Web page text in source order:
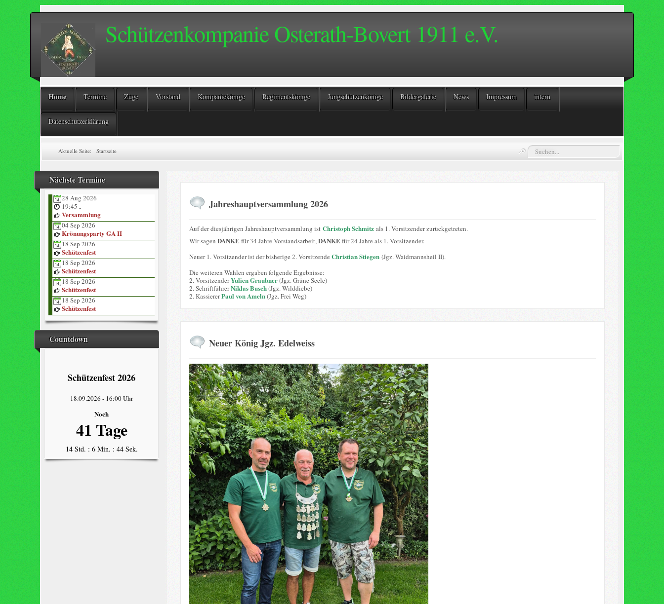
Schützenkompanie Osterath-Bovert 1911 e.V.
Home Termine Züge Vorstand Kompaniekönige Regimentskönige Jungschützenkönige Bildergalerie News Impressum intern
Datenschutzerklärung
Aktuelle Seite:Startseite Suchen...
Nächste Termine
28 Aug 2026
19:45 -
Versammlung
04 Sep 2026
Krönungsparty GA II
18 Sep 2026
Schützenfest
18 Sep 2026
Schützenfest
18 Sep 2026
Schützenfest
18 Sep 2026
Schützenfest
Countdown
Schützenfest 2026
18.09.2026 - 16:00 Uhr
Noch
41 Tage
14 Std. : 6 Min. : 43 Sek.
Jahreshauptversammlung 2026
Auf der diesjährigen Jahreshauptversammlung ist Christoph Schmitzals 1. Vorsitzender zurückgetreten.
Wir sagen DANKEfür 34 Jahre Vorstandsarbeit, DANKEfür 24 Jahre als 1. Vorsitzender.
Neuer 1. Vorsitzender ist der bisherige 2. Vorsitzende Christian Stiegen (Jgz. Waidmannsheil II).
Die weiteren Wahlen ergaben folgende Ergebnisse:
2. VorsitzenderYulien Graubner(Jgz. Grüne Seele)
2. SchriftführerNiklas Busch(Jgz. Wilddiebe)
2. KassiererPaul von Ameln(Jgz. Frei Weg)
Neuer König Jgz. Edelweiss